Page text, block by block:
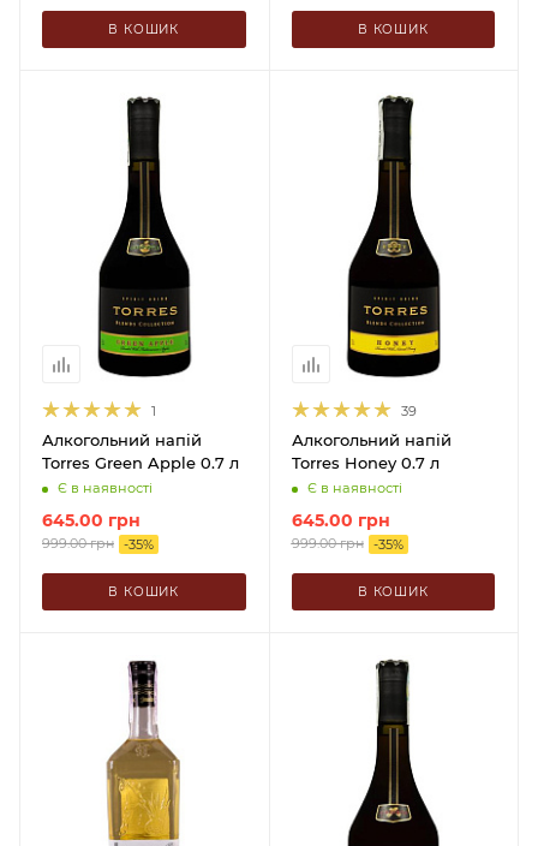
В КОШИК В КОШИК
1
Алкогольний напій
Torres Green Apple 0.7 л
Є в наявності
645.00 грн
999.00грн -35%
В КОШИК
39
Алкогольний напій
Torres Honey 0.7 л
Є в наявності
645.00 грн
999.00грн -35%
В КОШИК